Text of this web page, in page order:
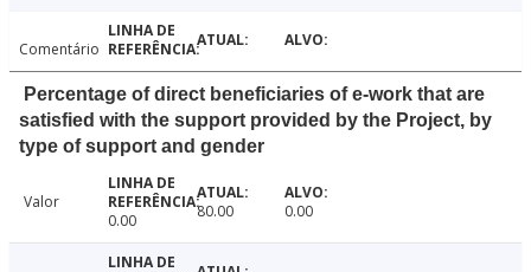
Comentário
Percentage of direct beneficiaries of e-work that are
satisfied with the support provided by the Project, by
type of support and gender
Valor
0.00
80.00 0.00